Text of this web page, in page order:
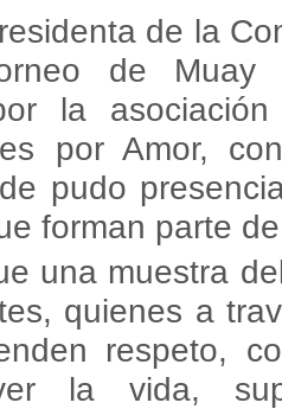
de la
de
la
por Amor,
pudo
forman parte
una muestra
quienes a
respeto,
la vida,